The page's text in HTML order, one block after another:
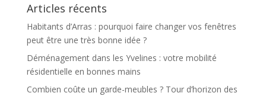
Articles récents
Habitants d’Arras : pourquoi faire changer vos fenêtres
peut être une très bonne idée ?
Déménagement dans les Yvelines : votre mobilité
résidentielle en bonnes mains
Combien coûte un garde-meubles ? Tour d’horizon des